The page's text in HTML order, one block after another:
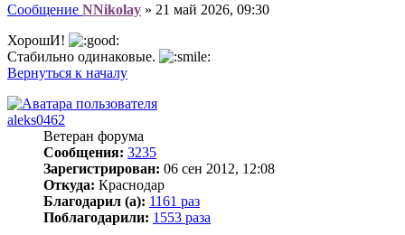
Сообщение NNikolay » 21 май 2026, 09:30
ХорошИ!
Стабильно одинаковые.
Вернуться к началу
aleks0462
Ветеран форума
Сообщения: 3235
Зарегистрирован: 06 сен 2012, 12:08
Откуда: Краснодар
Благодарил (а): 1161 раз
Поблагодарили: 1553 раза